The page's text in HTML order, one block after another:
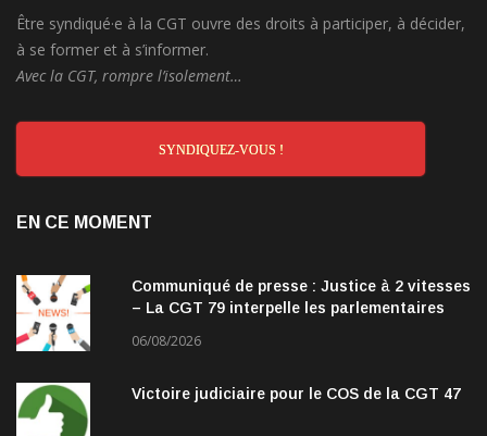
Être syndiqué·e à la CGT ouvre des droits à participer, à décider,
à se former et à s’informer.
Avec la CGT, rompre l’isolement…
SYNDIQUEZ-VOUS !
EN CE MOMENT
Communiqué de presse : Justice à 2 vitesses
– La CGT 79 interpelle les parlementaires
06/08/2026
Victoire judiciaire pour le COS de la CGT 47